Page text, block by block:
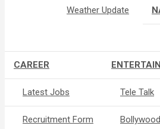
Weather Update
CAREER
Latest Jobs
Recruitment Form
Tele Talk